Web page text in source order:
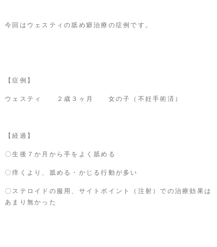
今回はウェスティの舐め癖治療の症例です。
【症例】
ウェスティ ２歳３ヶ月 女の子（不妊手術済）
【経過】
〇生後７か月から手をよく舐める
〇痒くより、舐める・かじる行動が多い
〇ステロイドの服用、サイトポイント（注射）での治療効果は
あまり無かった